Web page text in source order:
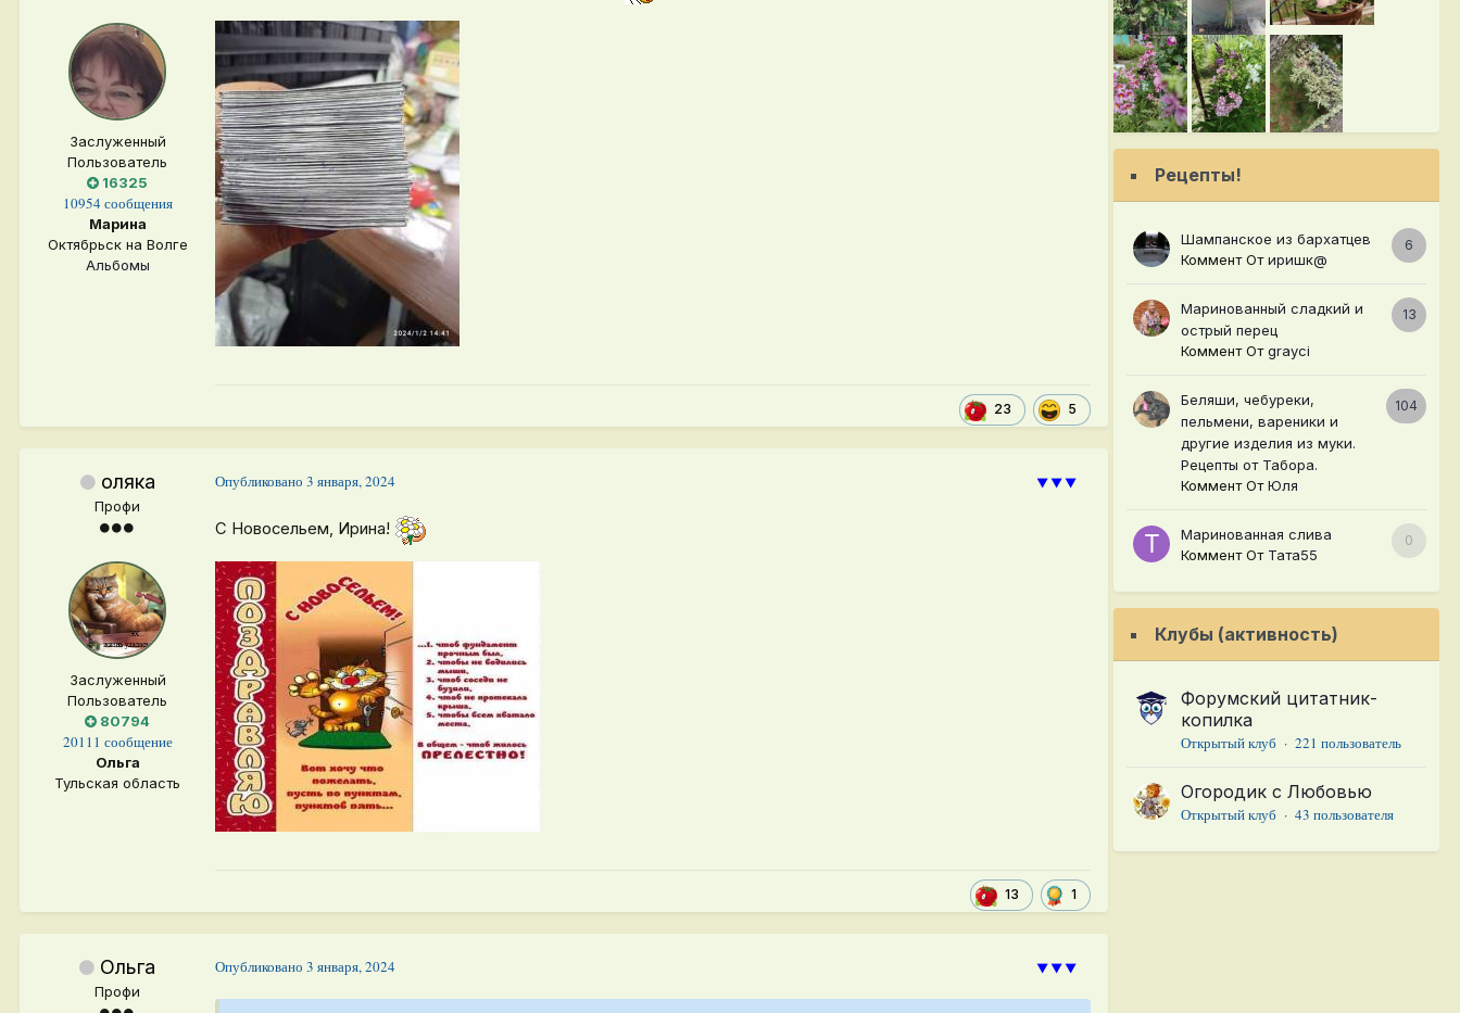
Заслуженный
Пользователь
16325
10954 сообщения
Марина
Октябрьск на Волге
Альбомы
23 5
оляка
Профи
Заслуженный
Пользователь
80794
20111 сообщение
Ольга
Тульская область
⯆⯆⯆
Опубликовано3 января, 2024
С Новосельем, Ирина!
13 1
Ольга
Профи
⯆⯆⯆
Опубликовано3 января, 2024
Рецепты!
6
Шампанское из бархатцев
Коммент Отиришк@
13
Маринованный сладкий и
острый перец
Коммент Отgrayci
104
Беляши, чебуреки,
пельмени, вареники и
другие изделия из муки.
Рецепты от Табора.
Коммент ОтЮля
0
Маринованная слива
Коммент От Тата55
Клубы (активность)
Форумский цитатник-
копилка
Открытый клуб · 221 пользователь
Огородик с Любовью
Открытый клуб · 43 пользователя